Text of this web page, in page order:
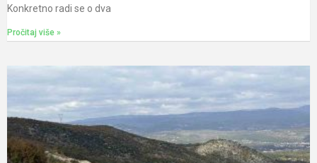
Konkretno radi se o dva
Pročitaj više »